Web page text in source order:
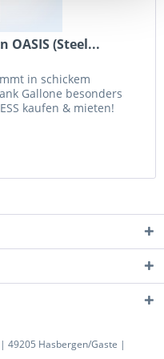
OASIS (Steel...
in schickem
Gallone besonders
kaufen & mieten!
49205 Hasbergen/Gaste |